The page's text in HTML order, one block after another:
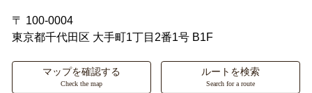
〒 100-0004
東京都千代田区 大手町1丁目2番1号 B1F
マップを確認する
Check the map
ルートを検索
Search for a route